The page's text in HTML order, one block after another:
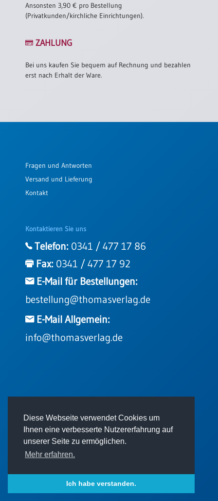
Diese Webseite verwendet Cookies um
Ihnen eine verbesserte Nutzererfahrung auf
unserer Seite zu ermöglichen.
Mehr erfahren.
Ich habe verstanden.
Ansonsten 3,90 € pro Bestellung
(Privatkunden/kirchliche Einrichtungen).
ZAHLUNG
Bei uns kaufen Sie bequem auf Rechnung und bezahlen
erst nach Erhalt der Ware.
Fragen und Antworten
Versand und Lieferung
Kontakt
Kontaktieren Sie uns
Telefon: 0341 / 477 17 86
Fax: 0341 / 477 17 92
E-Mail für Bestellungen:
bestellung@thomasverlag.de
E-Mail Allgemein:
info@thomasverlag.de